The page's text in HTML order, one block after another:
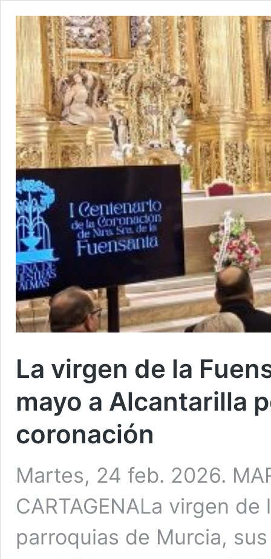
La virgen de la
mayo a Alcantarilla
coronación
Martes, 24 feb. 2026.
CARTAGENALa virgen
parroquias de Murcia,